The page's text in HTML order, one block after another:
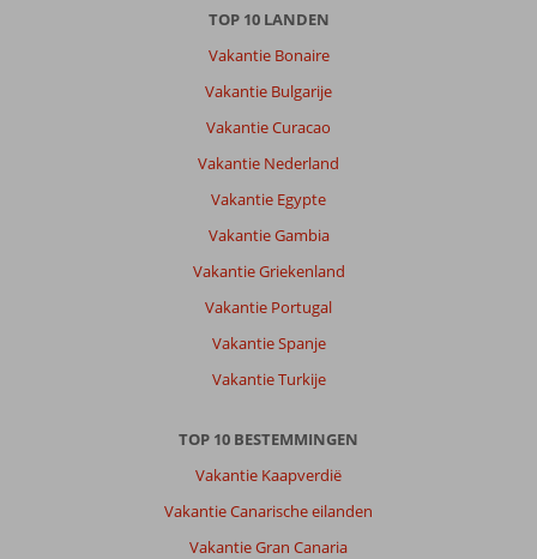
TOP 10 LANDEN
Vakantie Bonaire
Vakantie Bulgarije
Vakantie Curacao
Vakantie Nederland
Vakantie Egypte
Vakantie Gambia
Vakantie Griekenland
Vakantie Portugal
Vakantie Spanje
Vakantie Turkije
TOP 10 BESTEMMINGEN
Vakantie Kaapverdië
Vakantie Canarische eilanden
Vakantie Gran Canaria